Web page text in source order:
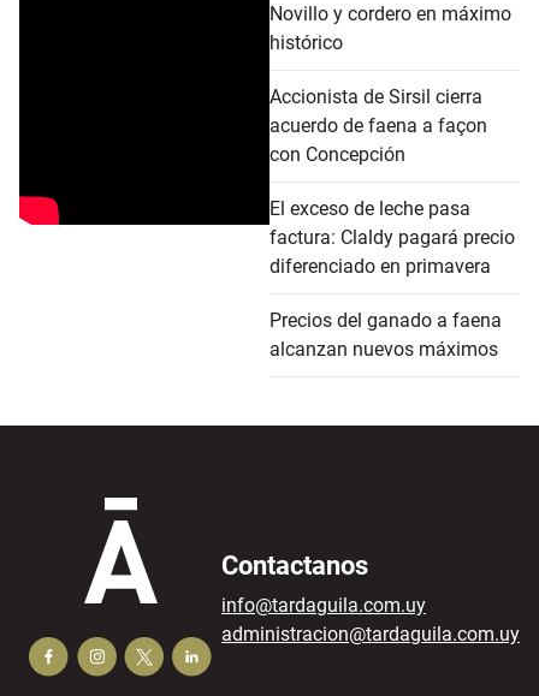
Novillo y cordero en máximo
histórico
Accionista de Sirsil cierra
acuerdo de faena a façon
con Concepción
El exceso de leche pasa
factura: Claldy pagará precio
diferenciado en primavera
Precios del ganado a faena
alcanzan nuevos máximos
Contactanos
info@tardaguila.com.uy
administracion@tardaguila.com.uy